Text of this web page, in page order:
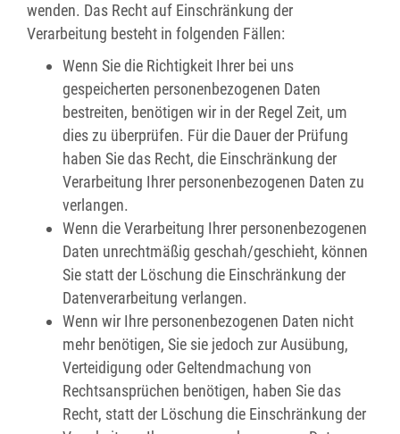
wenden. Das Recht auf Einschränkung der
Verarbeitung besteht in folgenden Fällen:
Wenn Sie die Richtigkeit Ihrer bei uns
gespeicherten personenbezogenen Daten
bestreiten, benötigen wir in der Regel Zeit, um
dies zu überprüfen. Für die Dauer der Prüfung
haben Sie das Recht, die Einschränkung der
Verarbeitung Ihrer personenbezogenen Daten zu
verlangen.
Wenn die Verarbeitung Ihrer personenbezogenen
Daten unrechtmäßig geschah/geschieht, können
Sie statt der Löschung die Einschränkung der
Datenverarbeitung verlangen.
Wenn wir Ihre personenbezogenen Daten nicht
mehr benötigen, Sie sie jedoch zur Ausübung,
Verteidigung oder Geltendmachung von
Rechtsansprüchen benötigen, haben Sie das
Recht, statt der Löschung die Einschränkung der